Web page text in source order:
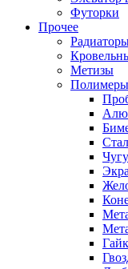
Футорки
Прочее
Метизы
Полимеры